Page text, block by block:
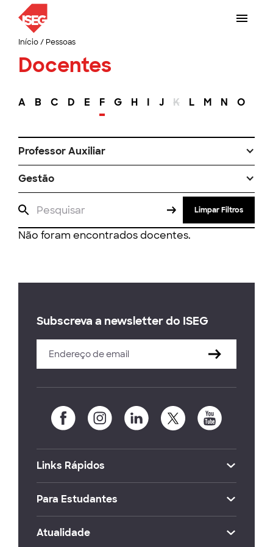
Início/ Pessoas
Docentes
A B C D E F G H I J K L M N O
Professor Auxiliar
Gestão
Limpar Filtros
Não foram encontrados docentes.
Subscreva a newsletter do ISEG
Links Rápidos
Para Estudantes
Atualidade